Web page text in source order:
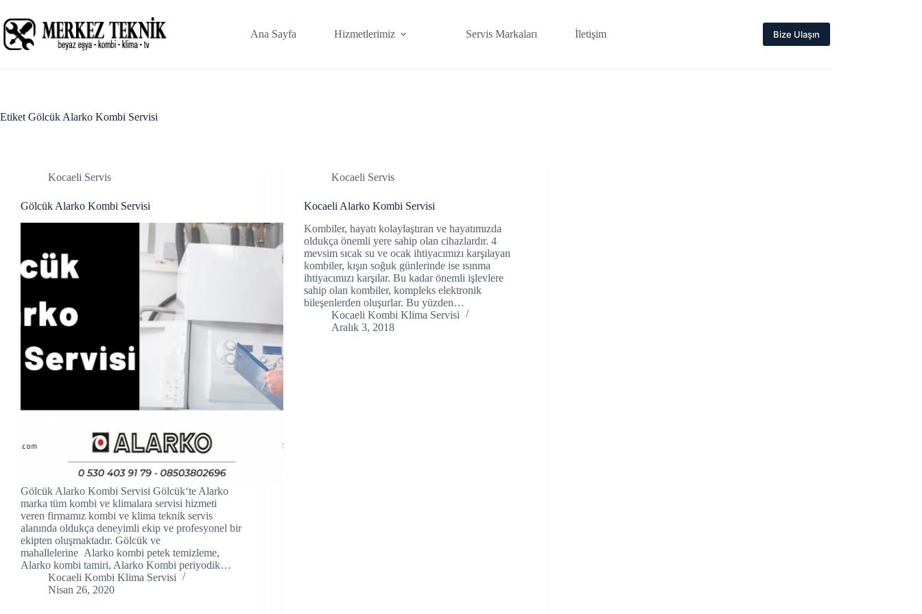
panel
panel
panel
panel
panel
Panel
panel
panel
panel
to
content
Ana Sayfa Hizmetlerimiz Servis Markaları İletişim Bize Ulaşın
Etiket Gölcük Alarko Kombi Servisi
Kocaeli Servis
Gölcük Alarko Kombi Servisi
Gölcük Alarko Kombi Servisi Gölcük‘te Alarko
marka tüm kombi ve klimalara servisi hizmeti
veren firmamız kombi ve klima teknik servis
alanında oldukça deneyimli ekip ve profesyonel bir
ekipten oluşmaktadır. Gölcük ve
mahallelerine Alarko kombi petek temizleme,
Alarko kombi tamiri, Alarko Kombi periyodik…
Kocaeli Kombi Klima Servisi
Nisan 26, 2020
Kocaeli Servis
Kocaeli Alarko Kombi Servisi
Kombiler, hayatı kolaylaştıran ve hayatımızda
oldukça önemli yere sahip olan cihazlardır. 4
mevsim sıcak su ve ocak ihtiyacımızı karşılayan
kombiler, kışın soğuk günlerinde ise ısınma
ihtiyacımızı karşılar. Bu kadar önemli işlevlere
sahip olan kombiler, kompleks elektronik
bileşenlerden oluşurlar. Bu yüzden…
Kocaeli Kombi Klima Servisi
Aralık 3, 2018